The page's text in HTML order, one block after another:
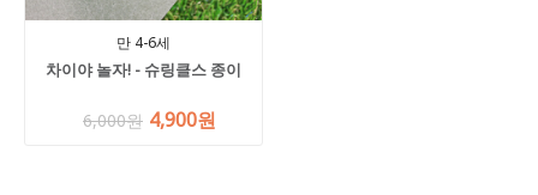
만 4-6세
차이야 놀자! - 슈링클스 종이
6,000원 4,900원